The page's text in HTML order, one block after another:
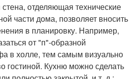
отделяющая технические
части дома, позволяет вносить
в планировку. Например,
от "п"-образной
в холле, тем самым визуально
гостиной. Кухню можно сделать